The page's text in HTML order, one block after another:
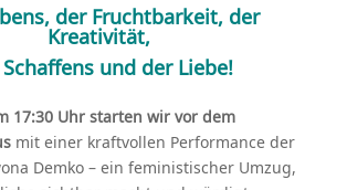
der Fruchtbarkeit, der
Kreativität,
und der Liebe!
17:30 Uhr starten wir vor dem
mit einer kraftvollen Performance der
Demko – ein feministischer Umzug,